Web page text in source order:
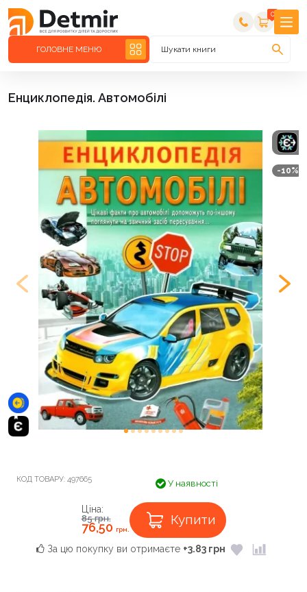
0
ГОЛОВНЕ МЕНЮ Шукати книги
Енциклопедія. Автомобілі
-10%
КОД ТОВАРУ: 497665 У наявності
Ціна:
85грн.
76,50 грн.
Купити
За цю покупку ви отримаєте +3.83 грн